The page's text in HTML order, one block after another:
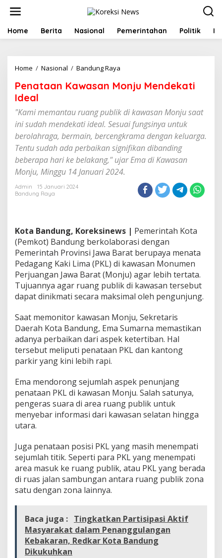
t
Home Berita Nasional Pemerintahan Politik
Home / Nasional / Bandung Raya
n
a
a
K
a
w
s
j
M
e
n
d
e
k
a
i
I
d
e
a
Penataan Kawasan Monju Mendekati
Ideal
"Kami memantau ruang publik di kawasan Monju saat
ini sudah mendekati ideal. Sesuai fungsinya untuk
berolahraga, bermain, bercengkrama dengan keluarga.
Tentu sudah ada perbaikan signifikan dibanding
beberapa hari ke belakang," ujar Ema di Kawasan
Monju, Minggu 14 Januari 2024.
Admin
15 Januari 2024
Bandung Raya
Kota Bandung, Koreksinews | Pemerintah Kota
(Pemkot) Bandung berkolaborasi dengan
Pemerintah Provinsi Jawa Barat berupaya menata
Pedagang Kaki Lima (PKL) di kawasan Monumen
Perjuangan Jawa Barat (Monju) agar lebih tertata.
Tujuannya agar ruang publik di kawasan tersebut
dapat dinikmati secara maksimal oleh pengunjung.
Saat memonitor kawasan Monju, Sekretaris
Daerah Kota Bandung, Ema Sumarna memastikan
adanya perbaikan dari aspek ketertiban. Hal
tersebut meliputi penataan PKL dan kantong
parkir yang kini lebih rapi.
Ema mendorong sejumlah aspek penunjang
penataan PKL di kawasan Monju. Salah satunya,
pengeras suara di area ruang publik untuk
menyebar informasi dari kawasan selatan hingga
utara.
Juga penataan posisi PKL yang masih menempati
sejumlah titik. Seperti para PKL yang menempati
area masuk ke ruang publik, atau PKL yang berada
di ruas jalan sambungan antara ruang publik zona
satu dengan zona lainnya.
Baca juga : Tingkatkan Partisipasi Aktif
Masyarakat dalam Penanggulangan
Kebakaran, Redkar Kota Bandung
Dikukuhkan